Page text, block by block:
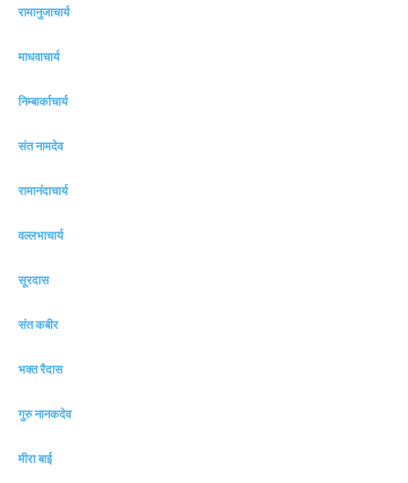
रामानुजाचार्य
माधवाचार्य
निम्बार्काचार्य
संत नामदेव
रामानंदाचार्य
वल्लभाचार्य
सूरदास
संत कबीर
भक्त रैदास
गुरु नानकदेव
मीरा बाई